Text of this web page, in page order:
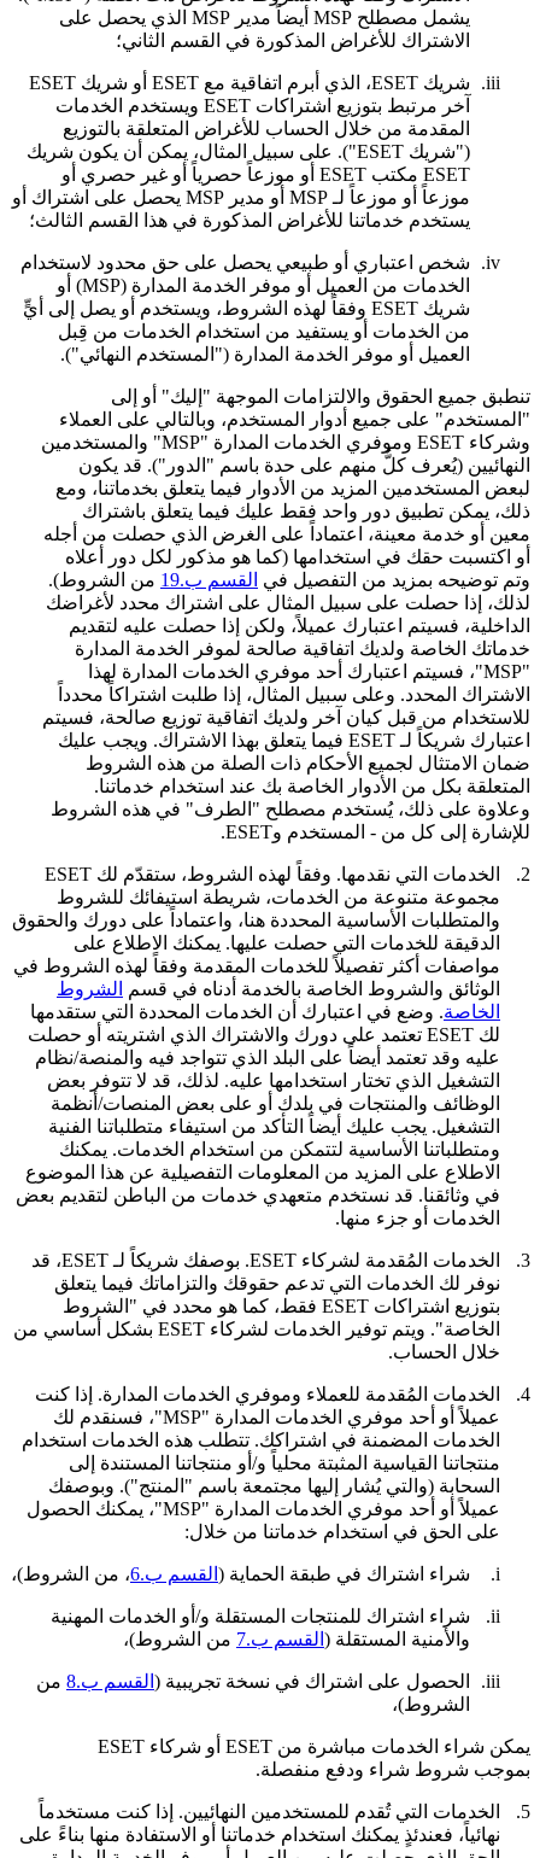
يشمل مصطلح MSP أيضاً مدير MSP الذي يحصل على
الاشتراك للأغراض المذكورة في القسم الثاني؛
iii.
شريك ESET، الذي أبرم اتفاقية مع ESET أو شريك ESET
آخر مرتبط بتوزيع اشتراكات ESET ويستخدم الخدمات
المقدمة من خلال الحساب للأغراض المتعلقة بالتوزيع
("شريك ESET
"). على سبيل المثال، يمكن أن يكون شريك
ESET مكتب ESET أو موزعاً حصرياً أو غير حصري أو
موزعاً أو موزعاً لـ MSP أو مدير MSP يحصل على اشتراك أو
يستخدم خدماتنا للأغراض المذكورة في هذا القسم الثالث؛
iv.
شخص اعتباري أو طبيعي يحصل على حق محدود لاستخدام
الخدمات من العميل أو موفر الخدمة المدارة (MSP) أو
شريك ESET وفقاً لهذه الشروط، ويستخدم أو يصل إلى أيٍّ
من الخدمات أو يستفيد من استخدام الخدمات من قِبل
العميل أو موفر الخدمة المدارة (" المستخدم النهائي").
تنطبق جميع الحقوق والالتزامات الموجهة "إليك" أو إلى
"المستخدم" على جميع أدوار المستخدم، وبالتالي على العملاء
وشركاء ESET وموفري الخدمات المدارة "MSP" والمستخدمين
النهائيين (يُعرف كلٌّ منهم على حدة باسم " الدور "). قد يكون
لبعض المستخدمين المزيد من الأدوار فيما يتعلق بخدماتنا، ومع
ذلك، يمكن تطبيق دور واحد فقط عليك فيما يتعلق باشتراك
معين أو خدمة معينة، اعتماداً على الغرض الذي حصلت من أجله
أو اكتسبت حقك في استخدامها (كما هو مذكور لكل دور أعلاه
وتم توضيحه بمزيد من التفصيل في القسم ب.19
من الشروط).
لذلك، إذا حصلت على سبيل المثال على اشتراك محدد لأغراضك
الداخلية، فسيتم اعتبارك عميلاً، ولكن إذا حصلت عليه لتقديم
خدماتك الخاصة ولديك اتفاقية صالحة لموفر الخدمة المدارة
"MSP"، فسيتم اعتبارك أحد موفري الخدمات المدارة لهذا
الاشتراك المحدد. وعلى سبيل المثال، إذا طلبت اشتراكاً محدداً
للاستخدام من قبل كيان آخر ولديك اتفاقية توزيع صالحة، فسيتم
اعتبارك شريكاً لـ ESET فيما يتعلق بهذا الاشتراك. ويجب عليك
ضمان الامتثال لجميع الأحكام ذات الصلة من هذه الشروط
المتعلقة بكل من الأدوار الخاصة بك عند استخدام خدماتنا.
وعلاوة على ذلك، يُستخدم مصطلح " الطرف" في هذه الشروط
للإشارة إلى كل من - المستخدم وESET.
2. الخدمات التي نقدمها.
وفقاً لهذه الشروط، ستقدّم لك ESET
مجموعة متنوعة من الخدمات، شريطة استيفائك للشروط
والمتطلبات الأساسية المحددة هنا، واعتماداً على دورك والحقوق
الدقيقة للخدمات التي حصلت عليها. يمكنك الاطلاع على
مواصفات أكثر تفصيلاً للخدمات المقدمة وفقاً لهذه الشروط في
الوثائق والشروط الخاصة بالخدمة أدناه في قسم الشروط
الخاصة. وضع في اعتبارك أن الخدمات المحددة التي ستقدمها
لك ESET تعتمد على دورك والاشتراك الذي اشتريته أو حصلت
عليه وقد تعتمد أيضاً على البلد الذي تتواجد فيه والمنصة/نظام
التشغيل الذي تختار استخدامها عليه. لذلك، قد لا تتوفر بعض
الوظائف والمنتجات في بلدك أو على بعض المنصات/أنظمة
التشغيل. يجب عليك أيضاً التأكد من استيفاء متطلباتنا الفنية
ومتطلباتنا الأساسية لتتمكن من استخدام الخدمات. يمكنك
الاطلاع على المزيد من المعلومات التفصيلية عن هذا الموضوع
في وثائقنا. قد نستخدم متعهدي خدمات من الباطن لتقديم بعض
الخدمات أو جزء منها.
3. الخدمات المُقدمة لشركاء ESET.
بوصفك شريكاً لـ ESET، قد
نوفر لك الخدمات التي تدعم حقوقك والتزاماتك فيما يتعلق
بتوزيع اشتراكات ESET فقط، كما هو محدد في "الشروط
الخاصة". ويتم توفير الخدمات لشركاء ESET بشكل أساسي من
خلال الحساب.
4. الخدمات المُقدمة للعملاء وموفري الخدمات المدارة. إذا كنت
عميلاً أو أحد موفري الخدمات المدارة "MSP"، فسنقدم لك
الخدمات المضمنة في اشتراكك. تتطلب هذه الخدمات استخدام
منتجاتنا القياسية المثبتة محلياً و/أو منتجاتنا المستندة إلى
السحابة (والتي يُشار إليها مجتمعة باسم " المنتج"). وبوصفك
عميلاً أو أحد موفري الخدمات المدارة "MSP"، يمكنك الحصول
على الحق في استخدام خدماتنا من خلال:
i. شراء اشتراك في طبقة الحماية ( القسم ب.6 ، من الشروط)،
ii.
شراء اشتراك للمنتجات المستقلة و/أو الخدمات المهنية
والأمنية المستقلة ( القسم ب.7 من الشروط)،
iii. الحصول على اشتراك في نسخة تجريبية ( القسم ب.8
من
الشروط)،
يمكن شراء الخدمات مباشرة من ESET أو شركاء ESET
بموجب شروط شراء ودفع منفصلة.
5. الخدمات التي تُقدم للمستخدمين النهائيين. إذا كنت مستخدماً
نهائياً، فعندئذٍ يمكنك استخدام خدماتنا أو الاستفادة منها بناءً على